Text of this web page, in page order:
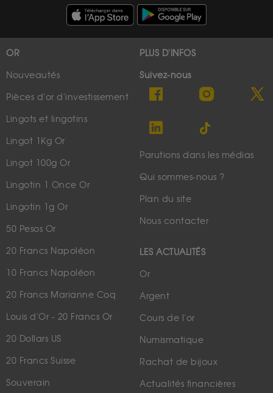
OR
Nouveautés
Pièces d'or d'investissement
Lingots et lingotins
Lingot 1Kg Or
Lingot 100g Or
Lingotin 1 Once Or
Lingotin 1g Or
50 Pesos Or
20 Francs Napoléon
10 Francs Napoléon
20 Francs Marianne Coq
Louis d'Or - 20 Francs Or
20 Dollars US
20 Francs Suisse
Souverain
PLUS D'INFOS
Suivez-nous
Parutions dans les médias
Qui sommes-nous ?
Plan du site
Nous contacter
LES ACTUALITÉS
Or
Argent
Cours de l'or
Numismatique
Rachat de bijoux
Actualités financières